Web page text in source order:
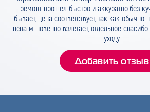
ремонт прошел быстро и аккуратно без
бывает, цена соответствует, так как
цена мгновенно взлетает, отдельное
уходу
Добавить отзыв